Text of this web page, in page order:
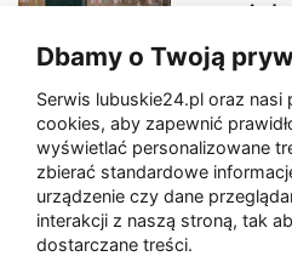
sceny,
Akcja po
Ruszyła
Dbamy o Twoją
Serwis lubuskie24.pl oraz
cookies, aby zapewnić
wyświetlać personalizowane
zbierać standardowe
urządzenie czy dane
interakcji z naszą stroną, tak
dostarczane treści.